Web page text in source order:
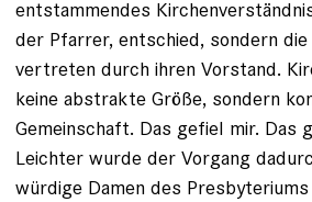
entstammendes
der Pfarrer, entschied, sondern die
vertreten durch ihren Vorstand.
keine abstrakte Größe, sondern
Gemeinschaft. Das gefiel mir. Das
Leichter wurde der Vorgang
würdige Damen des